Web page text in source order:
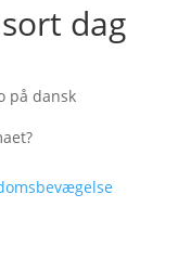
dag
på dansk